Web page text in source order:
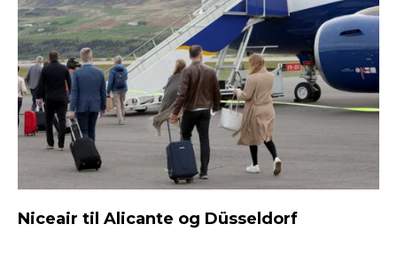
Niceair til Alicante og Düsseldorf